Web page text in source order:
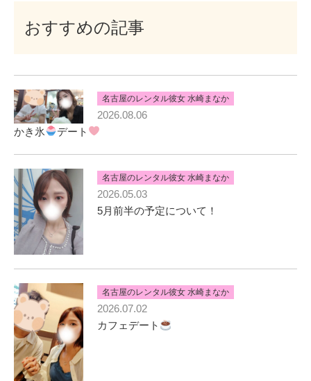
おすすめの記事
名古屋のレンタル彼女 水崎まなか
2026.08.06
かき氷
デート
名古屋のレンタル彼女 水崎まなか
2026.05.03
5月前半の予定について！
名古屋のレンタル彼女 水崎まなか
2026.07.02
カフェデート